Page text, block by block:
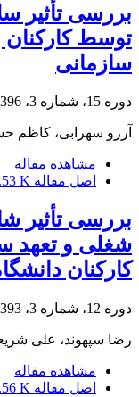
بررسی تأثیر
توسط کارکنان
سازمانی
دوره 15، شماره 3، 1396، صفحه
آرزو سهرابی، کاظم
مشاهده مقاله
اصل مقاله K
بررسی تأثیر
شغلی و تعهد
کارکنان
دوره 12، شماره 3، 1393، صفحه
رضا سپهوند، علی
مشاهده مقاله
اصل مقاله K